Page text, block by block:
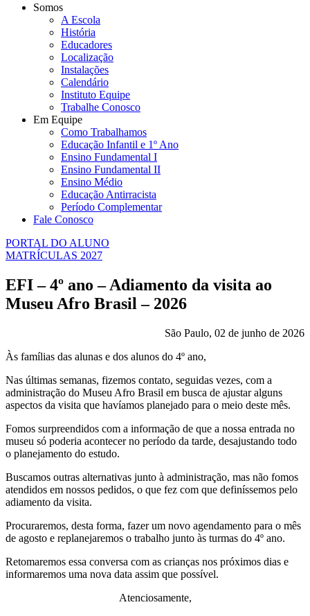
Somos
A Escola
História
Educadores
Localização
Instalações
Calendário
Instituto Equipe
Trabalhe Conosco
Em Equipe
Como Trabalhamos
Educação Infantil e 1º Ano
Ensino Fundamental I
Ensino Fundamental II
Ensino Médio
Educação Antirracista
Período Complementar
Fale Conosco
PORTAL DO ALUNO
MATRÍCULAS 2027
EFI – 4º ano – Adiamento da visita ao
Museu Afro Brasil – 2026
São Paulo, 02 de junho de 2026
Às famílias das alunas e dos alunos do 4º ano,
Nas últimas semanas, fizemos contato, seguidas vezes, com a
administração do Museu Afro Brasil em busca de ajustar alguns
aspectos da visita que havíamos planejado para o meio deste mês.
Fomos surpreendidos com a informação de que a nossa entrada no
museu só poderia acontecer no período da tarde, desajustando todo
o planejamento do estudo.
Buscamos outras alternativas junto à administração, mas não fomos
atendidos em nossos pedidos, o que fez com que definíssemos pelo
adiamento da visita.
Procuraremos, desta forma, fazer um novo agendamento para o mês
de agosto e replanejaremos o trabalho junto às turmas do 4º ano.
Retomaremos essa conversa com as crianças nos próximos dias e
informaremos uma nova data assim que possível.
Atenciosamente,